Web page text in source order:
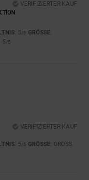
VERIFIZIERTER KAUF
: 5/5 GRÖSSE :
: 5/5
VERIFIZIERTER KAUF
: 5/5 GRÖSSE : GROSS